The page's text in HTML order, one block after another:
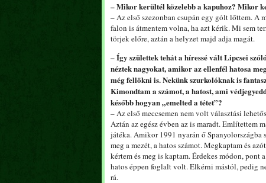
– Mikor kerültél közelebb a kapuhoz? Mikor
– Az első szezonban csupán egy gólt lőttem. A
falon is átmentem volna, ha azt kérik. Mi sem
törjek előre, aztán a helyzet majd adja magát.
– Így születtek tehát a híressé vált Lipcsei
néztek nagyokat, amikor az ellenfél hatosa
még fellökni is. Nekünk szurkolóknak is
Kimondtam a számot, a hatost, ami
később hogyan „emelted a tétet”?
– Az első meccsemen nem volt választási
Aztán az egész évben az is maradt. Említettem
játéka. Amikor 1991 nyarán ő Spanyolországba
meg a mezét, a hatos számot. Megkaptam és
kértem és meg is kaptam. Érdekes módon,
hatos éppen foglalt volt. Elkérni mástól, pedig
rá.